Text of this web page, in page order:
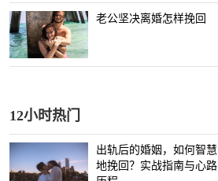
老公坚决离婚怎样挽回
12小时热门
出轨后的婚姻，如何智慧
地挽回？实战指南与心路